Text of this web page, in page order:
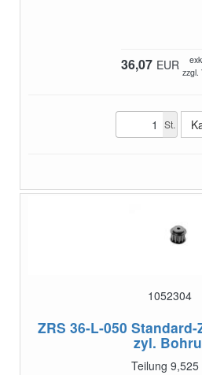
36,07 EUR zzgl.
St.
1052304
ZRS 36-L-050
zyl.
Teilung 9,525